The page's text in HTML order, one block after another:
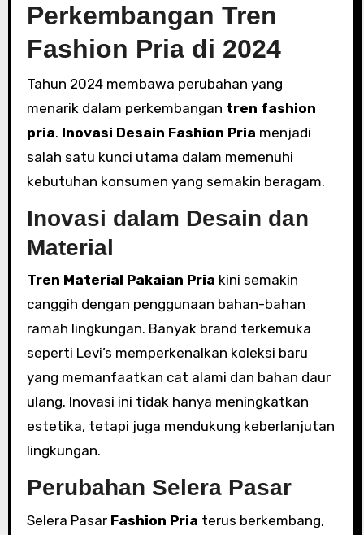
Perkembangan Tren
Fashion Pria di 2024
Tahun 2024 membawa perubahan yang
menarik dalam perkembangan tren fashion
pria. Inovasi Desain Fashion Pria menjadi
salah satu kunci utama dalam memenuhi
kebutuhan konsumen yang semakin beragam.
Inovasi dalam Desain dan
Material
Tren Material Pakaian Pria kini semakin
canggih dengan penggunaan bahan-bahan
ramah lingkungan. Banyak brand terkemuka
seperti Levi’s memperkenalkan koleksi baru
yang memanfaatkan cat alami dan bahan daur
ulang. Inovasi ini tidak hanya meningkatkan
estetika, tetapi juga mendukung keberlanjutan
lingkungan.
Perubahan Selera Pasar
Selera Pasar Fashion Pria terus berkembang,